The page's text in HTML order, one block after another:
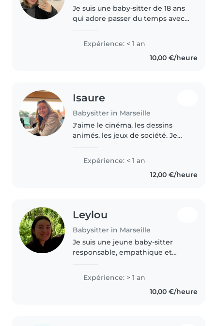
Je suis une baby-sitter de 18 ans
qui adore passer du temps avec
encore d'expérience officielle en
garde d'enfants, je suis très à
Expérience: < 1 an
10,00 €/heure
Isaure
Babysitter in Marseille
J'aime le cinéma, les dessins
animés, les jeux de société. Je
j'aime m'occuper des autres. Je
suis patiente. Je peux préparer
les repas simples pour..
Expérience: < 1 an
12,00 €/heure
Leylou
Babysitter in Marseille
Je suis une jeune baby-sitter
responsable, empathique et
d'un an en garde d'enfants de
tous âges. Je suis à l'aise avec les
animaux, la cuisine, les tâches..
Expérience: > 1 an
10,00 €/heure